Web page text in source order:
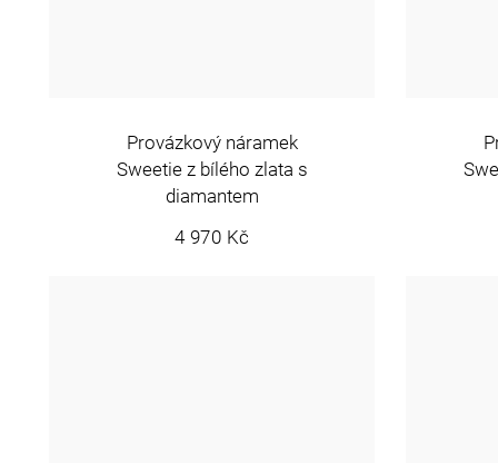
Provázkový náramek
Sweetie z bílého zlata s
diamantem
4 970 Kč